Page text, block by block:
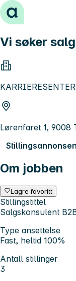
Hopp til innhold
Vi søker
Lørenfaret 1, 9008
Om jobben
Lagre favoritt
Stillingstittel
Salgskonsulent
Type ansettelse
Fast, heltid 100%
Antall stillinger
3